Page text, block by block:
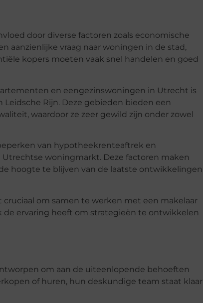
door diverse factoren zoals economische
aanzienlijke vraag naar woningen in de stad,
kopers moeten vaak snel handelen en goed
en eengezinswoningen in Utrecht is
Rijn. Deze gebieden bieden een
waardoor ze zeer gewild zijn onder zowel
van hypotheekrenteaftrek en
woningmarkt. Deze factoren maken
hoogte te blijven van de laatste ontwikkelingen
om samen te werken met een makelaar
de ervaring heeft om strategieën te ontwikkelen
om aan de uiteenlopende behoeften
of huren, hun deskundige team staat klaar